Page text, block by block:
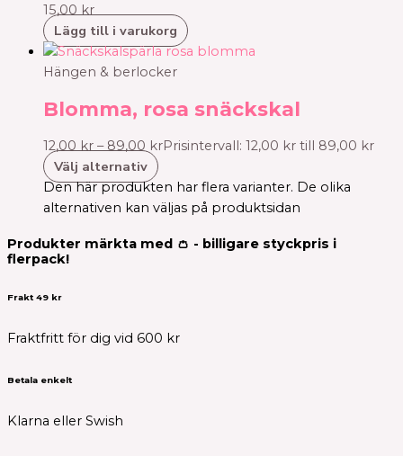
15,00 kr
Lägg till i varukorg
Hängen & berlocker
Blomma, rosa snäckskal
12,00 kr – 89,00 krPrisintervall: 12,00 kr till 89,00 kr
Välj alternativ
Den här produkten har flera varianter. De olika
alternativen kan väljas på produktsidan
Produkter märkta med 👛 - billigare styckpris i
flerpack!
Frakt 49 kr
Fraktfritt för dig vid 600 kr
Betala enkelt
Klarna eller Swish